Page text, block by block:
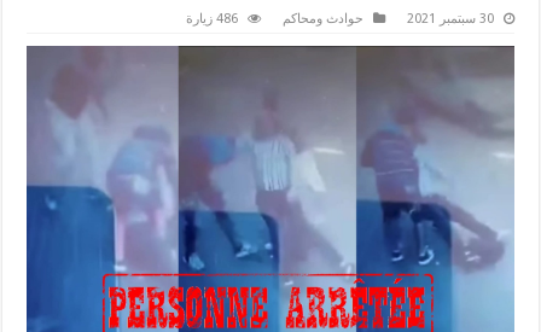
30 سبتمبر 2021 حوادث ومحاكم 486 زيارة